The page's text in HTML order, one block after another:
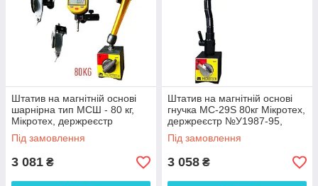
Штатив на магнітній основі
шарнірна тип МСШ - 80 кг,
Мікротех, держреєстр
№У1987-95, Україна
Під замовлення
3 081 ₴
Штатив на магнітній основі
гнучка МС-29S 80кг Мікротех,
держреєстр №У1987-95,
Україна
Під замовлення
3 058 ₴